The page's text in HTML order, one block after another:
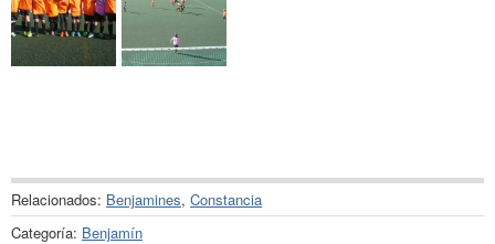
Relacionados: Benjamines, Constancia
Categoría: Benjamín